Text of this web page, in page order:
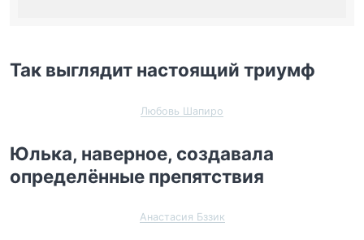
Так выглядит настоящий триумф
Любовь Шапиро
Юлька, наверное, создавала
определённые препятствия
Анастасия Бззик